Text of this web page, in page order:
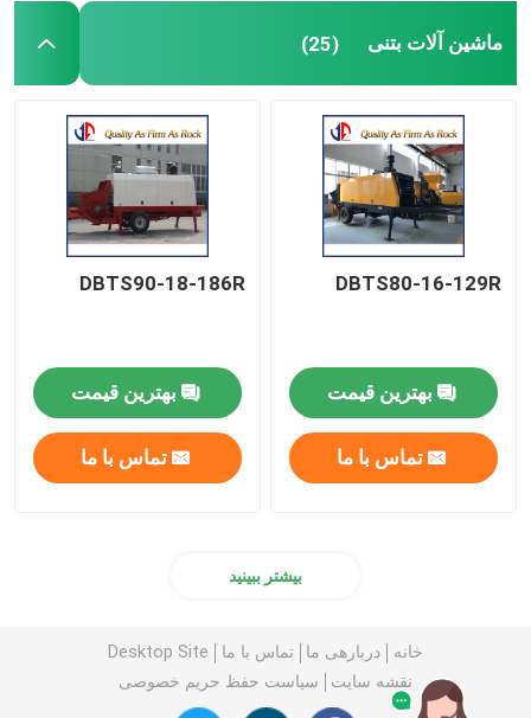
ماشین آلات بتنی (25)
DBTS80-16-129R
بهترین قیمت
تماس با ما
DBTS90-18-186R
بهترین قیمت
تماس با ما
بیشتر ببینید
خانه دربارهی ما تماس با ما
Desktop Site
نقشه سایت
سیاست حفظ حریم خصوصی